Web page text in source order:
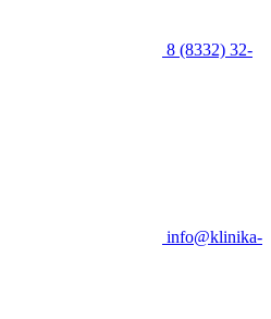
8 (8332) 32-
info@klinika-